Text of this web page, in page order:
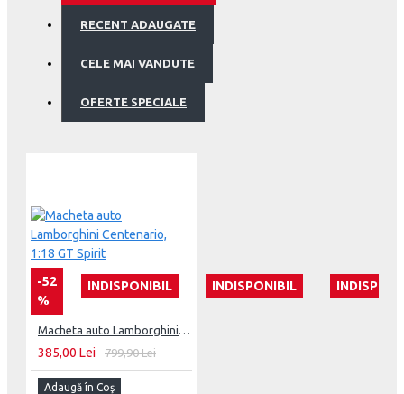
RECENT ADAUGATE
CELE MAI VANDUTE
OFERTE SPECIALE
-52
%
INDISPONIBIL INDISPONIBIL
385,00 Lei 799,90 Lei
Adaugă în Coş